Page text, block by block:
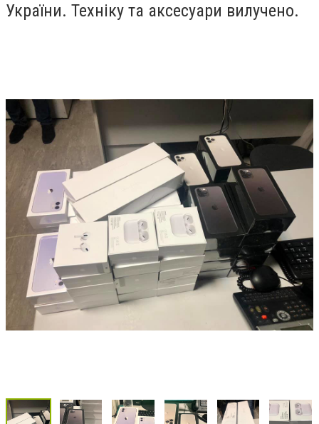
України. Техніку та аксесуари вилучено.